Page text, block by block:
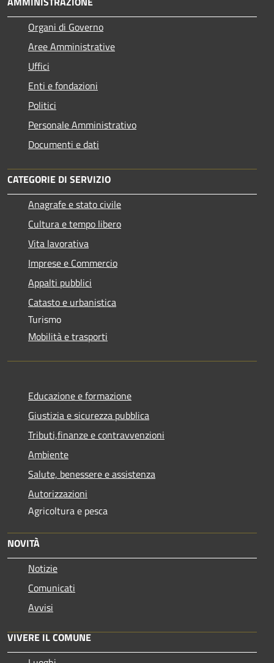
Organi di Governo
Aree Amministrative
Uffici
Enti e fondazioni
Politici
Personale Amministrativo
Documenti e dati
CATEGORIE DI SERVIZIO
Anagrafe e stato civile
Cultura e tempo libero
Vita lavorativa
Imprese e Commercio
Appalti pubblici
Catasto e urbanistica
Turismo
Mobilità e trasporti
Educazione e formazione
Giustizia e sicurezza pubblica
Tributi,finanze e contravvenzioni
Ambiente
Salute, benessere e assistenza
Autorizzazioni
Agricoltura e pesca
NOVITÀ
Notizie
Comunicati
Avvisi
VIVERE IL COMUNE